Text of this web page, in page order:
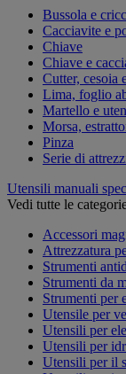
Bussola e
Cacciavite e
Chiave
Chiave e
Cutter, cesoia
Lima, foglio
Martello e
Morsa,
Pinza
Serie di
Utensili manuali
Vedi tutte le
Accessori
Attrezzatura
Strumenti
Strumenti da
Strumenti per
Utensile per
Utensili per
Utensili per
Utensili per il